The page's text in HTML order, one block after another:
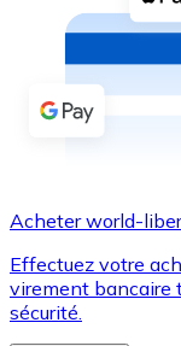
Virement
Acheter avec
Acheter avec
Boutique -
Nouveau
Acheter world-
Effectuez votre
virement bancaire
sécurité.